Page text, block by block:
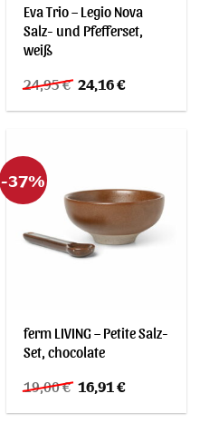
Eva Trio – Legio Nova
Salz- und Pfefferset,
weiß
24,95€ Ursprünglicher
Preis
war:
24,16€Aktueller
ist:
-37%
ferm LIVING – Petite Salz-
Set, chocolate
19,00€ Ursprünglicher
Preis
war:
16,91€Aktueller
ist: